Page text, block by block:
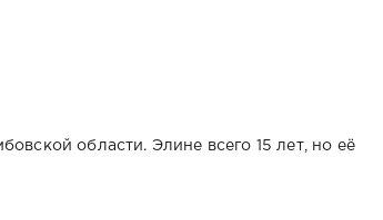
области. Элине всего 15 лет, но её